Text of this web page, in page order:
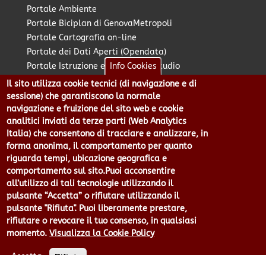
Portale Ambiente
Portale Biciplan di GenovaMetropoli
Portale Cartografia on-line
Portale dei Dati Aperti (Opendata)
Portale Istruzione e Diritto allo Studio
Portale Marketing Territoriale
Portale Piano Strategico Metropolitano
Portale PUMS di GenovaMetropoli
Portale Stazione Unica Appaltante
Pratico: procedimenti e istanze online
Città Metropolitana di Genova - Piazzale Mazzini 2 -16122 -
Genova | CF:80007350103 - P.Iva: 00949170104 | Codice IPA: cmge
Centralino 010 54991 Fax 010 5499244 URP 010 5499456
Num.Verde 800 509420 | P.E.C.:
pec@cert.cittametropolitana.genova.it
Privacy|Tecnologie e Accessibilità|Note Legali
sito Web
Info Cookies
Il sito utilizza cookie tecnici (di navigazione e di
sessione) che garantiscono la normale
navigazione e fruizione del sito web e cookie
analitici inviati da terze parti (Web Analytics
Italia) che consentono di tracciare e analizzare, in
forma anonima, il comportamento per quanto
riguarda tempi, ubicazione geografica e
comportamento sul sito.Puoi acconsentire
all’utilizzo di tali tecnologie utilizzando il
pulsante “Accetta” o rifiutare utilizzando il
pulsante "Rifiuta". Puoi liberamente prestare,
rifiutare o revocare il tuo consenso, in qualsiasi
momento. Visualizza la Cookie Policy